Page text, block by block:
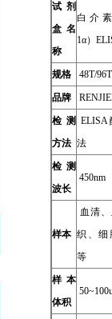
试剂
盒名
称
白介
1α）
规格 48T/96T
品牌
检测
方法 法
检测
波长
450nm
样本
血清
织、细
等
样本
体积